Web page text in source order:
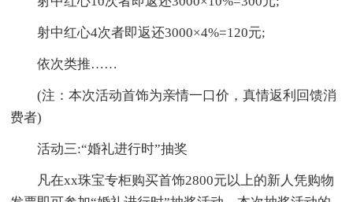
射中红心4次者即返还3000×4%=120元;
依次类推……
(注：本次活动首饰为亲情一口价，真情返利回馈消
费者)
活动三:“婚礼进行时”抽奖
凡在xx珠宝专柜购买首饰2800元以上的新人凭购物